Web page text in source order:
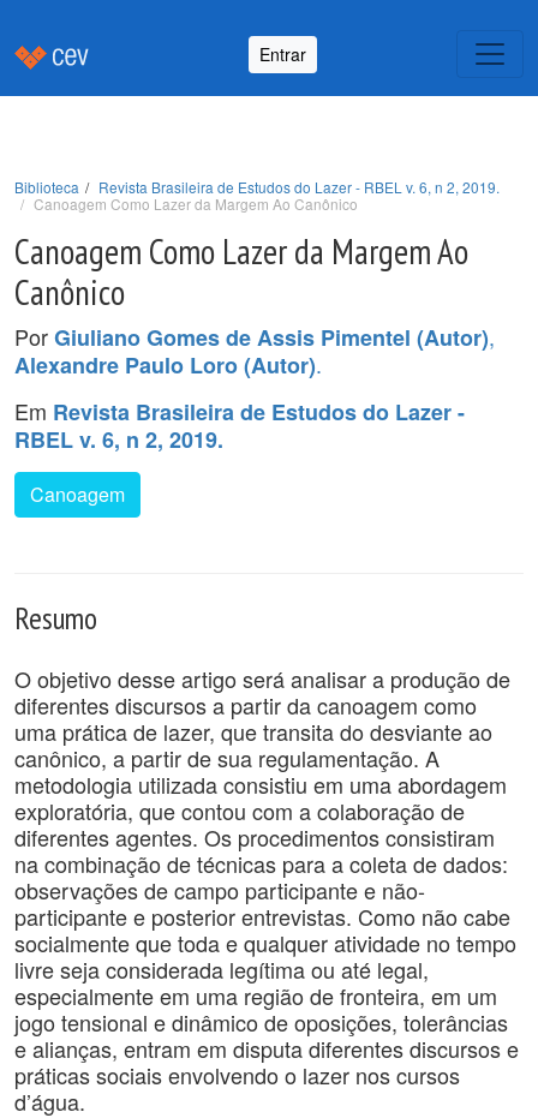
Entrar
Biblioteca
Revista Brasileira de Estudos do Lazer - RBEL v. 6, n 2, 2019.
Canoagem Como Lazer da Margem Ao Canônico
Canoagem Como Lazer da Margem Ao
Canônico
PorGiuliano Gomes de Assis Pimentel (Autor),
Alexandre Paulo Loro (Autor).
Em Revista Brasileira de Estudos do Lazer -
RBEL v. 6, n 2, 2019.
Canoagem
Resumo
O objetivo desse artigo será analisar a produção de
diferentes discursos a partir da canoagem como
uma prática de lazer, que transita do desviante ao
canônico, a partir de sua regulamentação. A
metodologia utilizada consistiu em uma abordagem
exploratória, que contou com a colaboração de
diferentes agentes. Os procedimentos consistiram
na combinação de técnicas para a coleta de dados:
observações de campo participante e não-
participante e posterior entrevistas. Como não cabe
socialmente que toda e qualquer atividade no tempo
livre seja considerada legítima ou até legal,
especialmente em uma região de fronteira, em um
jogo tensional e dinâmico de oposições, tolerâncias
e alianças, entram em disputa diferentes discursos e
práticas sociais envolvendo o lazer nos cursos
d’água.